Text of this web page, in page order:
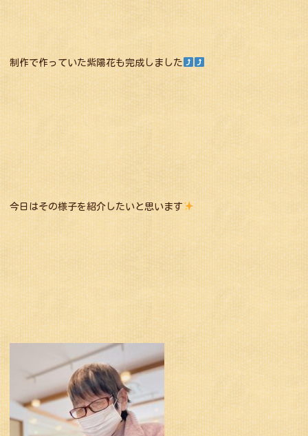
制作で作っていた紫陽花も完成しました
今日はその様子を紹介したいと思います